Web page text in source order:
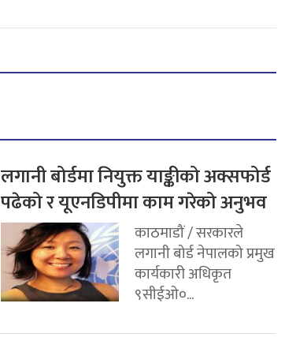
लगानी बोर्डमा नियुक्त याङ्कीको अक्सफोर्ड
पढेको र यूएनडिपीमा काम गरेको अनुभव
काठमाडौं / सरकारले
लगानी बोर्ड नेपालको प्रमुख
कार्यकारी अधिकृत
९सीईओ०...